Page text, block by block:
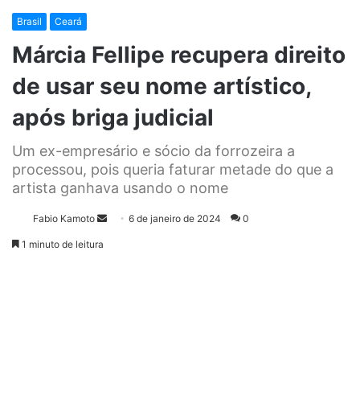
Brasil Ceará
Márcia Fellipe recupera direito
de usar seu nome artístico,
após briga judicial
Um ex-empresário e sócio da forrozeira a
processou, pois queria faturar metade do que a
artista ganhava usando o nome
Fabio Kamoto 6 de janeiro de 2024 0
1 minuto de leitura